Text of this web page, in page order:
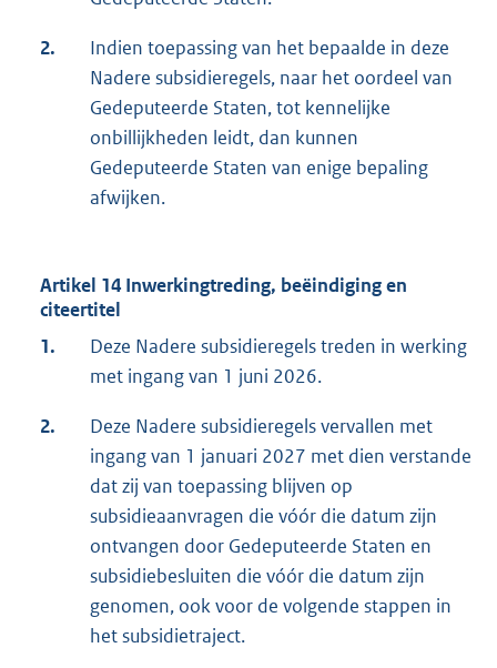
2.
Indien toepassing van het bepaalde in deze
Nadere subsidieregels, naar het oordeel van
Gedeputeerde Staten, tot kennelijke
onbillijkheden leidt, dan kunnen
Gedeputeerde Staten van enige bepaling
afwijken.
Artikel 14 Inwerkingtreding, beëindiging en
citeertitel
1.
Deze Nadere subsidieregels treden in werking
met ingang van 1 juni 2026.
2.
Deze Nadere subsidieregels vervallen met
ingang van 1 januari 2027 met dien verstande
dat zij van toepassing blijven op
subsidieaanvragen die vóór die datum zijn
ontvangen door Gedeputeerde Staten en
subsidiebesluiten die vóór die datum zijn
genomen, ook voor de volgende stappen in
het subsidietraject.